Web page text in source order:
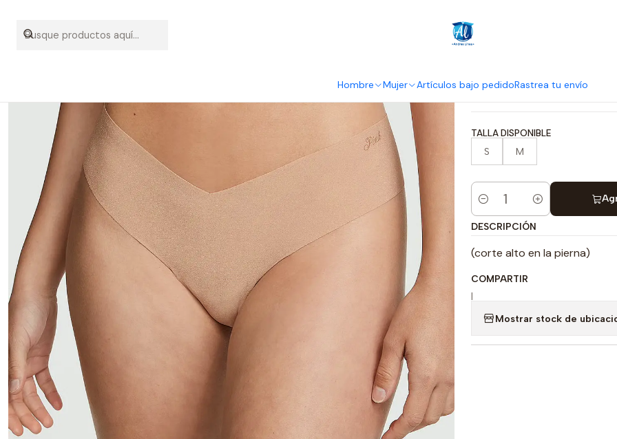
Hombre Mujer Artículos bajo pedidoRastrea tu envío
alto
TALLA DISPONIBLE
S M
Cantidad
DESCRIPCIÓN
(corte alto en la pierna)
COMPARTIR
|
Mostrar stock de